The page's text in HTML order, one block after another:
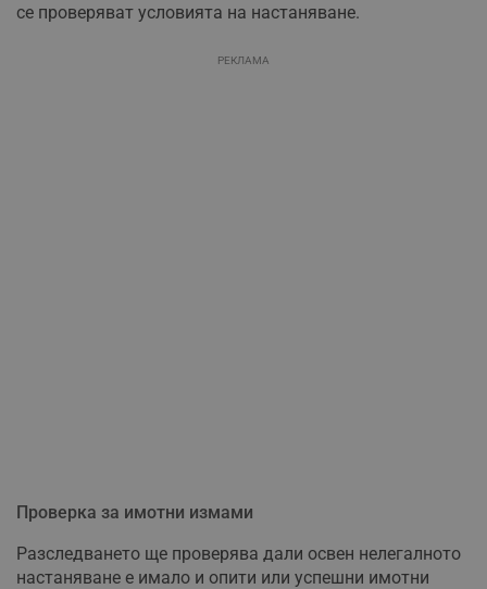
се проверяват условията на настаняване.
РЕКЛАМА
Проверка за имотни измами
Разследването ще проверява дали освен нелегалното
настаняване е имало и опити или успешни имотни